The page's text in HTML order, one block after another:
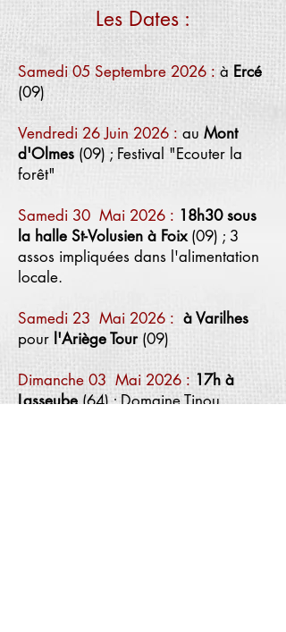
Les Dates :
Samedi 05 Septembre 2026 : à Ercé
(09)
Vendredi 26 Juin 2026 : au Mont
d'Olmes (09) ; Festival "Ecouter la
forêt"
Samedi 30 Mai 2026 : 18h30 sous
la halle St-Volusien à Foix(09) ; 3
assos impliquées dans l'alimentation
locale.
Samedi 23 Mai 2026 : à Varilhes
pour l'Ariège Tour(09)
Dimanche 03 Mai 2026 : 17h à
Lasseube (64) ; Domaine Tinou